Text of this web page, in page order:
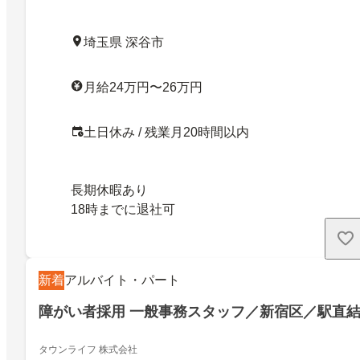
埼玉県 深谷市
月給24万円〜26万円
土日休み / 残業月20時間以内
長期休暇あり
18時までに退社可
新着アルバイト・パート
障がい者採用 一般事務スタッフ／新宿区／駅直結
タウンライフ 株式会社